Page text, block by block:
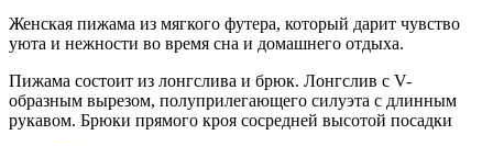
Женская пижама из мягкого футера, который дарит чувство
уюта и нежности во время сна и домашнего отдыха.
Пижама состоит из лонгслива и брюк. Лонгслив с V-
образным вырезом, полуприлегающего силуэта с длинным
рукавом. Брюки прямого кроя сосредней высотой посадки